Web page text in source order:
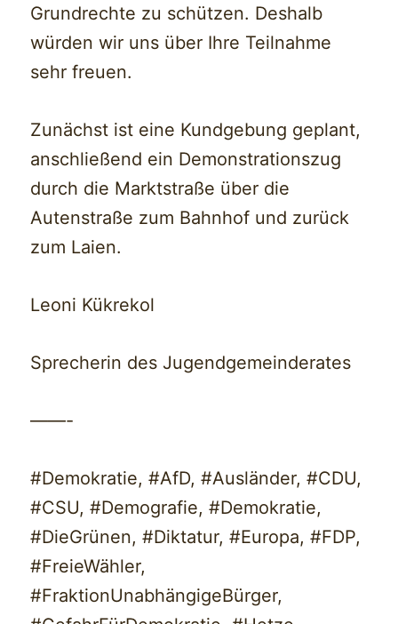
Grundrechte zu schützen. Deshalb
würden wir uns über Ihre Teilnahme
sehr freuen.
Zunächst ist eine Kundgebung geplant,
anschließend ein Demonstrationszug
durch die Marktstraße über die
Autenstraße zum Bahnhof und zurück
zum Laien.
Leoni Kükrekol
Sprecherin des Jugendgemeinderates
——-
#Demokratie, #AfD, #Ausländer, #CDU,
#CSU, #Demografie, #Demokratie,
#DieGrünen, #Diktatur, #Europa, #FDP,
#FreieWähler,
#FraktionUnabhängigeBürger,